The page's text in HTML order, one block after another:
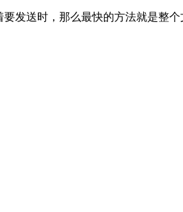
发送时，那么最快的方法就是整个